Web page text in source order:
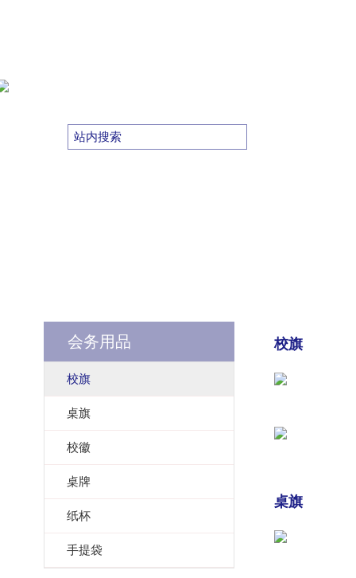
会务用品
校旗
桌旗
校徽
桌牌
纸杯
手提袋
校旗
桌旗